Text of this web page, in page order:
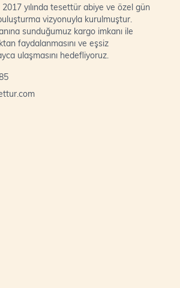
2017 yılında tesettür abiye ve özel gün
vizyonuyla kurulmuştur.
sunduğumuz kargo imkanı ile
faydalanmasını ve eşsiz
ulaşmasını hedefliyoruz.